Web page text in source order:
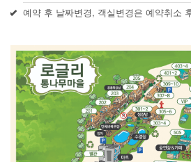
예약 후 날짜변경, 객실변경은 예약취소